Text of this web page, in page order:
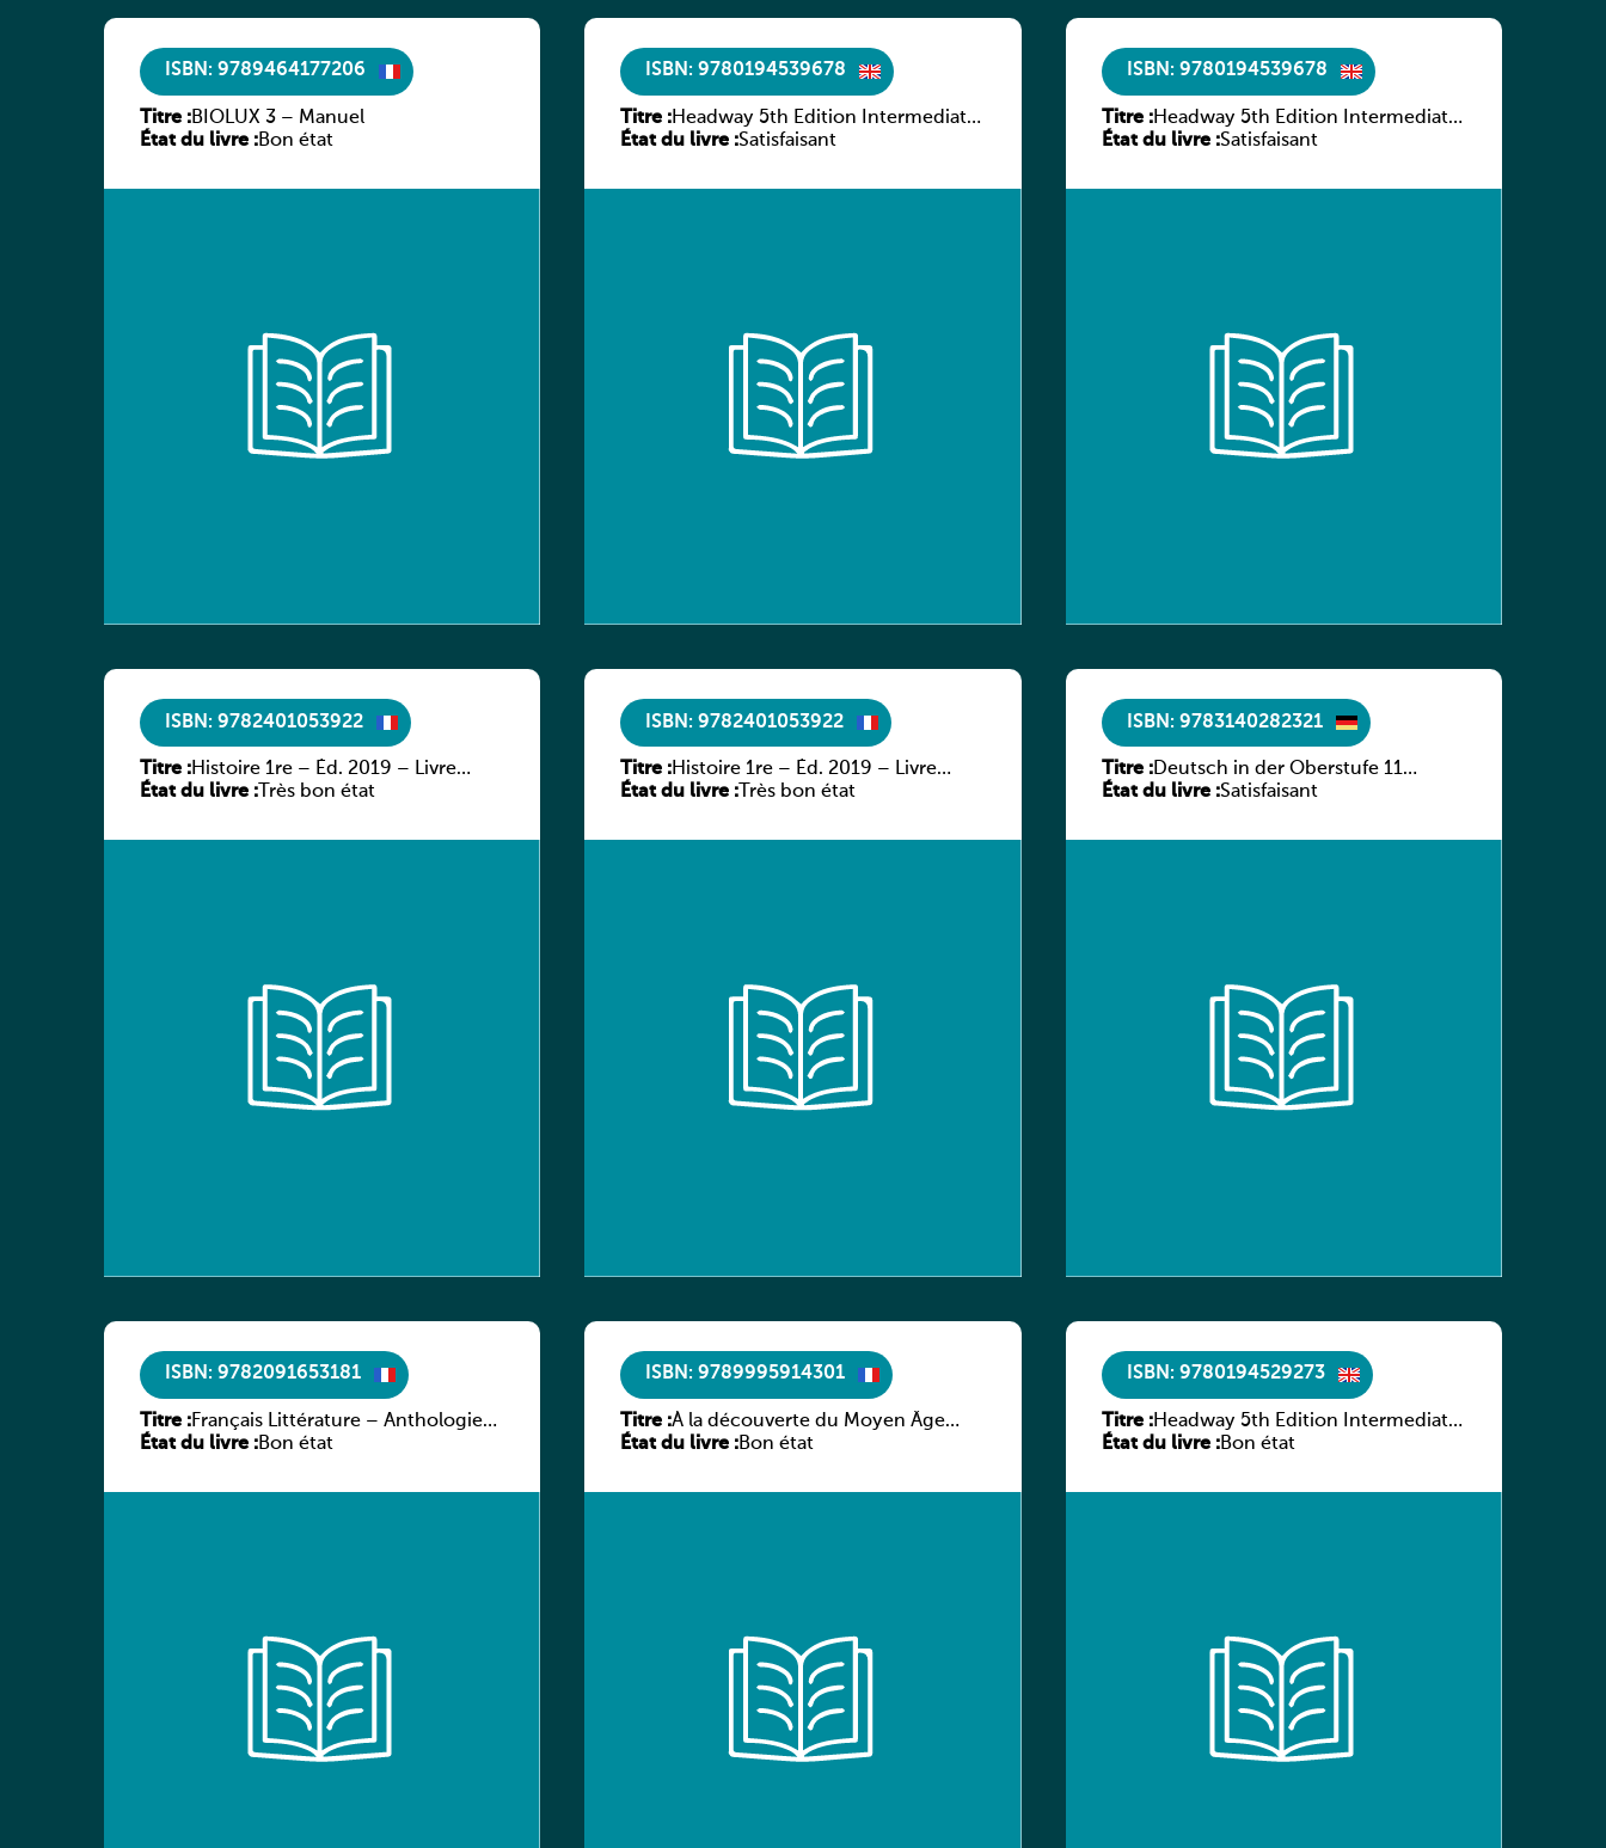
ISBN: 9789464177206
Titre :BIOLUX 3 – Manuel
État du livre :Bon état
ISBN: 9780194539678
Titre :Headway 5th Edition Intermediate
Workbook without key
État du livre :Satisfaisant
ISBN: 9780194539678
Titre :Headway 5th Edition Intermediate
Workbook without key
État du livre :Satisfaisant
ISBN: 9782401053922
Titre :Histoire 1re – Éd. 2019 – Livre
élève
État du livre : Très bon état
ISBN: 9782401053922
Titre :Histoire 1re – Éd. 2019 – Livre
élève
État du livre : Très bon état
ISBN: 9783140282321
Titre :Deutsch in der Oberstufe 11
(Schülerbuch) Ausgabe Bayern
État du livre :Satisfaisant
ISBN: 9782091653181
Titre :Français Littérature – Anthologie
chronologique 2de/1re
État du livre :Bon état
ISBN: 9789995914301
Titre :À la découverte du Moyen Âge
littéraire
État du livre :Bon état
ISBN: 9780194529273
Titre :Headway 5th Edition Intermediate
Culture and Literature Companion
État du livre :Bon état